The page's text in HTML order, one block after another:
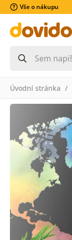
Vše o nákupu
Úvodní stránka